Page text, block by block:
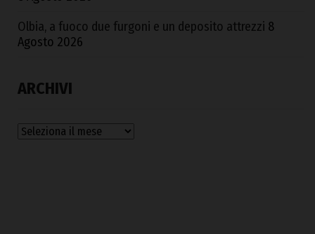
Olbia, a fuoco due furgoni e un deposito attrezzi 8
Agosto 2026
ARCHIVI
Archivi